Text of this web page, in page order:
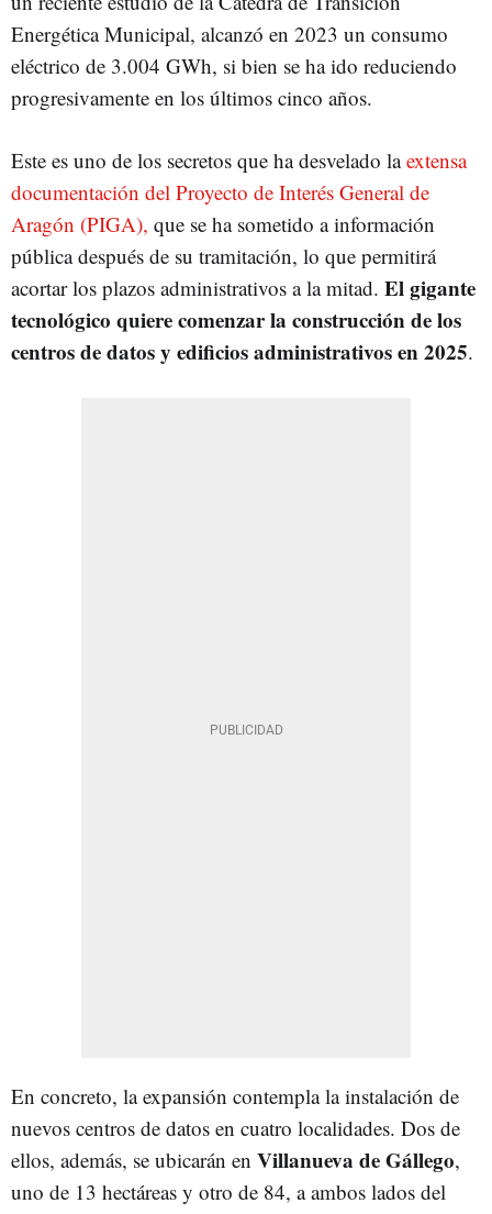
Energética Municipal, alcanzó en 2023 un consumo
eléctrico de 3.004 GWh, si bien se ha ido reduciendo
progresivamente en los últimos cinco años.
Este es uno de los secretos que ha desvelado laextensa
documentación del Proyecto de Interés General de
Aragón (PIGA), que se ha sometido a información
pública después de su tramitación, lo que permitirá
acortar los plazos administrativos a la mitad. El gigante
tecnológico quiere comenzar la construcción de los
centros de datos y edificios administrativos en 2025.
En concreto, la expansión contempla la instalación de
nuevos centros de datos en cuatro localidades. Dos de
ellos, además, se ubicarán en Villanueva de Gállego,
uno de 13 hectáreas y otro de 84, a ambos lados del